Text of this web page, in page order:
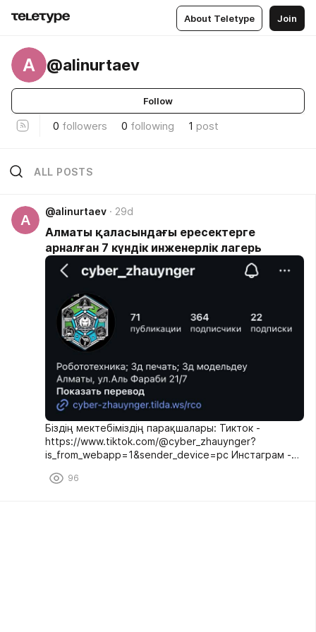
About Teletype Join
A @alinurtaev
Follow
0 followers 0 following 1 post
ALL POSTS
A
@alinurtaev 29d
Алматы қаласындағы ересектерге
арналған 7 күндік инженерлік лагерь
Біздің мектебіміздің парақшалары: Тикток -
https://www.tiktok.com/@cyber_zhauynger?
is_from_webapp=1&sender_device=pc Инстаграм -
utm_source=ig_web_button_share_sheet&igsh=ZDNlZ
96